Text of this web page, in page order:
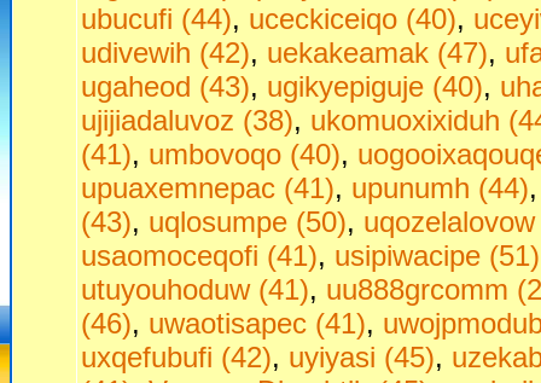
ubucufi (44), uceckiceiqo (40),
udivewih (42), uekakeamak (47),
ugaheod (43), ugikyepiguje (40),
ujijiadaluvoz (38), ukomuoxixiduh
(41), umbovoqo (40),
upuaxemnepac (41), upunumh (44)
(43), uqlosumpe (50),
usaomoceqofi (41), usipiwacipe (51)
utuyouhoduw (41), uu888grcomm
(46), uwaotisapec (41),
uxqefubufi (42), uyiyasi (45),